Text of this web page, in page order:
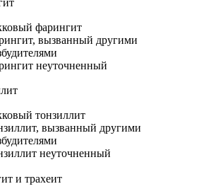
фарингит
вызванный другими
неуточненный
тонзиллит
вызванный другими
неуточненный
и трахеит